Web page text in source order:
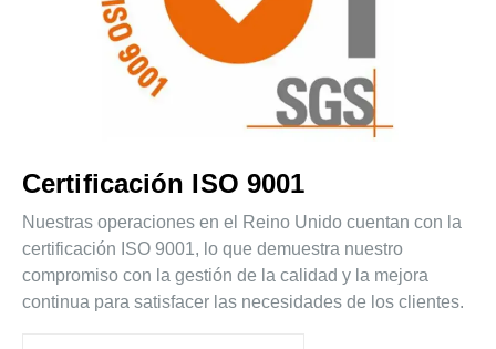
Certificación ISO 9001
Nuestras operaciones en el Reino Unido cuentan con la
certificación ISO 9001, lo que demuestra nuestro
compromiso con la gestión de la calidad y la mejora
continua para satisfacer las necesidades de los clientes.